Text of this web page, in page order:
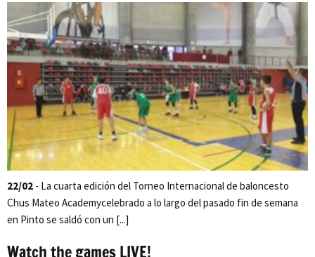
22/02 - La cuarta edición del Torneo Internacional de baloncesto
Chus Mateo Academycelebrado a lo largo del pasado fin de semana
en Pinto se saldó con un [...]
Watch the games LIVE!